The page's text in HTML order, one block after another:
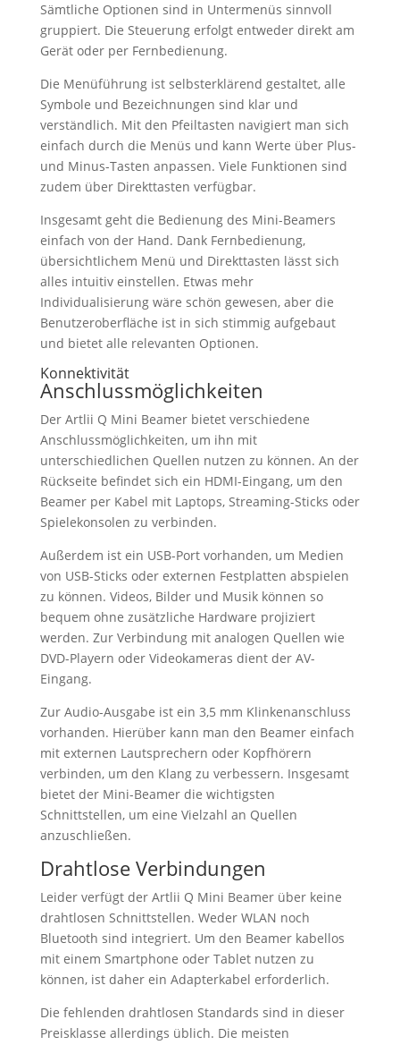
Sämtliche Optionen sind in Untermenüs sinnvoll
gruppiert. Die Steuerung erfolgt entweder direkt am
Gerät oder per Fernbedienung.
Die Menüführung ist selbsterklärend gestaltet, alle
Symbole und Bezeichnungen sind klar und
verständlich. Mit den Pfeiltasten navigiert man sich
einfach durch die Menüs und kann Werte über Plus-
und Minus-Tasten anpassen. Viele Funktionen sind
zudem über Direkttasten verfügbar.
Insgesamt geht die Bedienung des Mini-Beamers
einfach von der Hand. Dank Fernbedienung,
übersichtlichem Menü und Direkttasten lässt sich
alles intuitiv einstellen. Etwas mehr
Individualisierung wäre schön gewesen, aber die
Benutzeroberfläche ist in sich stimmig aufgebaut
und bietet alle relevanten Optionen.
Konnektivität
Anschlussmöglichkeiten
Der Artlii Q Mini Beamer bietet verschiedene
Anschlussmöglichkeiten, um ihn mit
unterschiedlichen Quellen nutzen zu können. An der
Rückseite befindet sich ein HDMI-Eingang, um den
Beamer per Kabel mit Laptops, Streaming-Sticks oder
Spielekonsolen zu verbinden.
Außerdem ist ein USB-Port vorhanden, um Medien
von USB-Sticks oder externen Festplatten abspielen
zu können. Videos, Bilder und Musik können so
bequem ohne zusätzliche Hardware projiziert
werden. Zur Verbindung mit analogen Quellen wie
DVD-Playern oder Videokameras dient der AV-
Eingang.
Zur Audio-Ausgabe ist ein 3,5 mm Klinkenanschluss
vorhanden. Hierüber kann man den Beamer einfach
mit externen Lautsprechern oder Kopfhörern
verbinden, um den Klang zu verbessern. Insgesamt
bietet der Mini-Beamer die wichtigsten
Schnittstellen, um eine Vielzahl an Quellen
anzuschließen.
Drahtlose Verbindungen
Leider verfügt der Artlii Q Mini Beamer über keine
drahtlosen Schnittstellen. Weder WLAN noch
Bluetooth sind integriert. Um den Beamer kabellos
mit einem Smartphone oder Tablet nutzen zu
können, ist daher ein Adapterkabel erforderlich.
Die fehlenden drahtlosen Standards sind in dieser
Preisklasse allerdings üblich. Die meisten